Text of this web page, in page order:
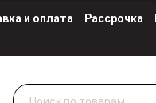
и оплата Рассрочка
Искать: